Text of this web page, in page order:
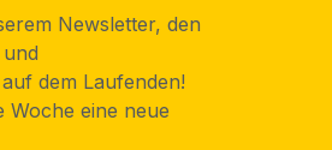
Newsletter, den
dem Laufenden!
Woche eine neue